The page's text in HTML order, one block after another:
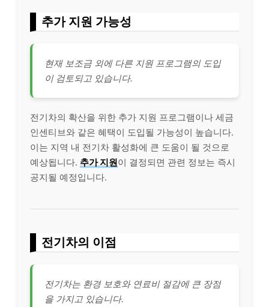
추가 지원 가능성
현재 보조금 외에 다른 지원 프로그램의 도입
이 검토되고 있습니다.
전기차의 확산을 위한 추가 지원 프로그램이나 세금
인센티브와 같은 혜택이 도입될 가능성이 높습니다.
이는 지역 내 전기차 활성화에 큰 도움이 될 것으로
예상됩니다. 추가 지원이 결정되면 관련 정보는 즉시
공지될 예정입니다.
전기차의 이점
전기차는 환경 보호와 연료비 절감에 큰 장점
을 가지고 있습니다.